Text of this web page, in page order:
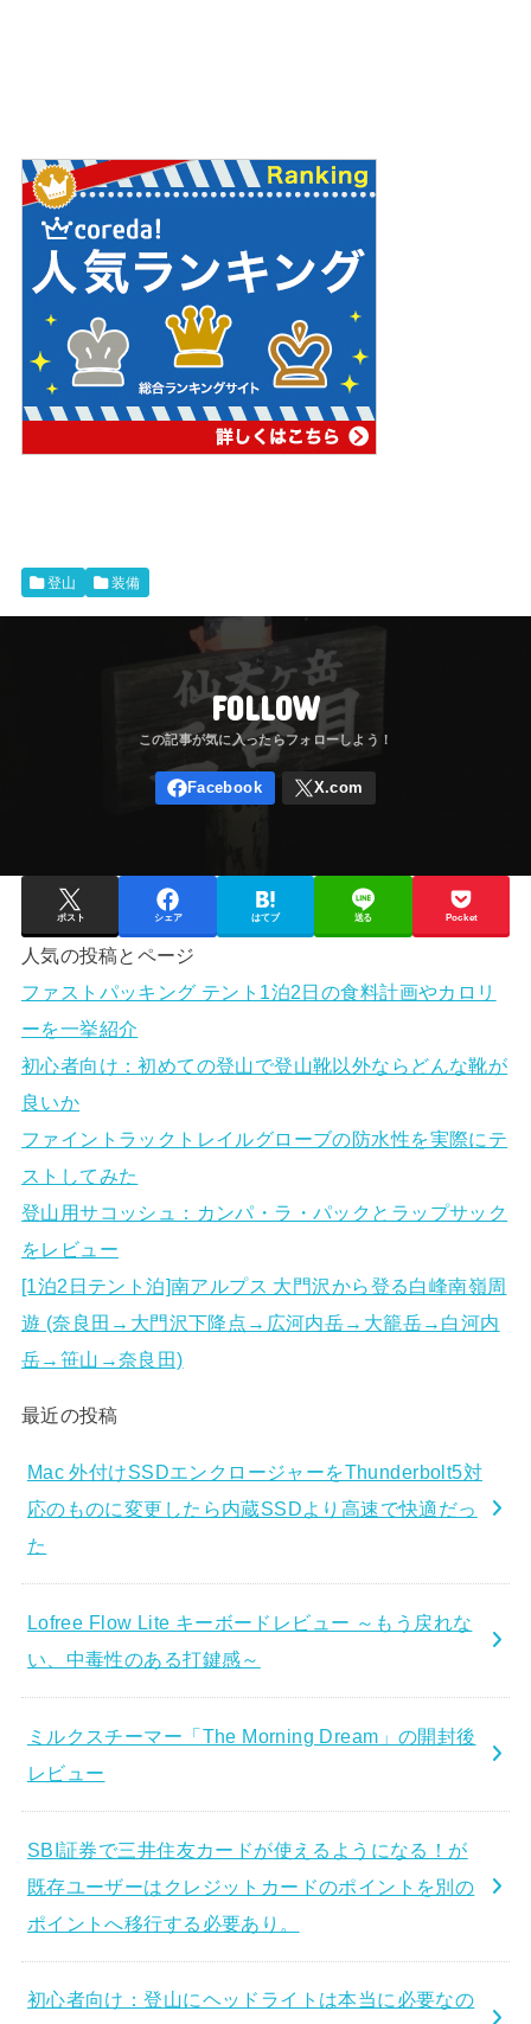
登山 装備
FOLLOW
ポスト シェア はてブ 送る Pocket
人気の投稿とページ
ファストパッキング テント1泊2日の食料計画やカロリ
ーを一挙紹介
初心者向け：初めての登山で登山靴以外ならどんな靴が
良いか
ファイントラックトレイルグローブの防水性を実際にテ
ストしてみた
登山用サコッシュ：カンパ・ラ・パックとラップサック
をレビュー
[1泊2日テント泊]南アルプス 大門沢から登る白峰南嶺周
遊 (奈良田→大門沢下降点→広河内岳→大籠岳→白河内
岳→笹山→奈良田)
最近の投稿
Mac 外付けSSDエンクロージャーをThunderbolt5対
応のものに変更したら内蔵SSDより高速で快適だっ
た
Lofree Flow Lite キーボードレビュー ～もう戻れな
い、中毒性のある打鍵感～
ミルクスチーマー「The Morning Dream」の開封後
レビュー
SBI証券で三井住友カードが使えるようになる！が
既存ユーザーはクレジットカードのポイントを別の
ポイントへ移行する必要あり。
初心者向け：登山にヘッドライトは本当に必要なの